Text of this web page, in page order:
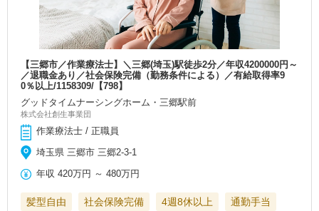
【三郷市／作業療法士】＼三郷(埼玉)駅徒歩2分／年収4200000円～
／退職金あり／社会保険完備（勤務条件による）／有給取得率9
0％以上/1158309/【798】
グッドタイムナーシングホーム・三郷駅前
株式会社創生事業団
作業療法士 / 正職員
埼玉県 三郷市 三郷2-3-1
年収 420万円 ～480万円
髪型自由 社会保険完備 4週8休以上 通勤手当